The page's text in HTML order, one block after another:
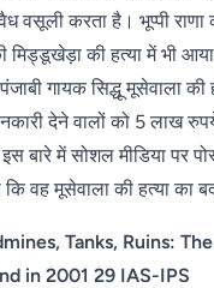
वसूली करता है। भूप्पी राणा
की हत्या में भी आया
गायक सिद्धू मूसेवाला की
देने वालों को 5 लाख
बारे में सोशल मीडिया पर
वह मूसेवाला की हत्या का
Tanks, Ruins:
in 2001 29 IAS-IPS